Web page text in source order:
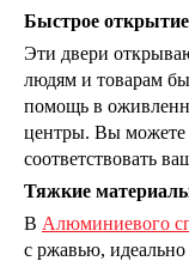
Быстрое
Эти двери
людям и товарам
помощь в
центры. Вы можете
соответствовать
Тяжкие
В Алюминиевого
с ржавью,